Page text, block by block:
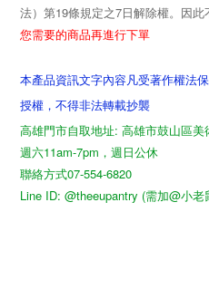
法）第19條規定之7 日解除權。因此
您需要的商品再進行下單
本產品資訊文字內容凡受著作權法
授權，不得非法轉載抄襲
高雄門市自取地址: 高雄市鼓山區
週六11am-7pm，週日公休
聯絡方式07-554-6820
Line ID: @theeupantry (需加@小老